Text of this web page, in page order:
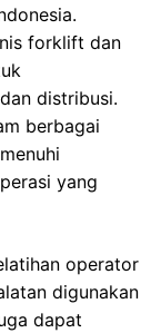
forklift dan
distribusi.
berbagai
yang
operator
digunakan
dapat